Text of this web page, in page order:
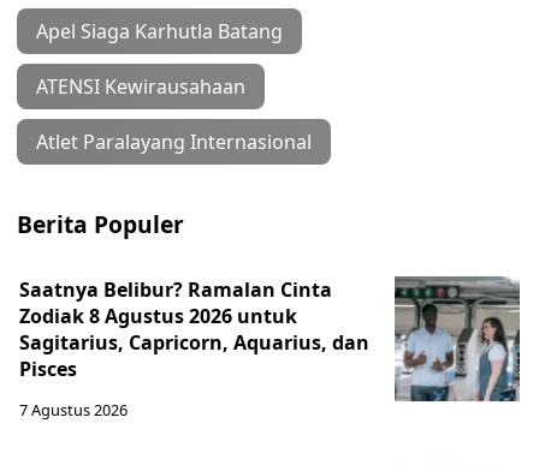
Apel Siaga Karhutla Batang
ATENSI Kewirausahaan
Atlet Paralayang Internasional
Berita Populer
Saatnya Belibur? Ramalan Cinta
Zodiak 8 Agustus 2026 untuk
Sagitarius, Capricorn, Aquarius, dan
Pisces
7 Agustus 2026